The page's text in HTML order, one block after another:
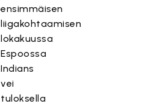
ensimmäisen
liigakohtaamisen
lokakuussa
Espoossa
Indians
vei
tuloksella